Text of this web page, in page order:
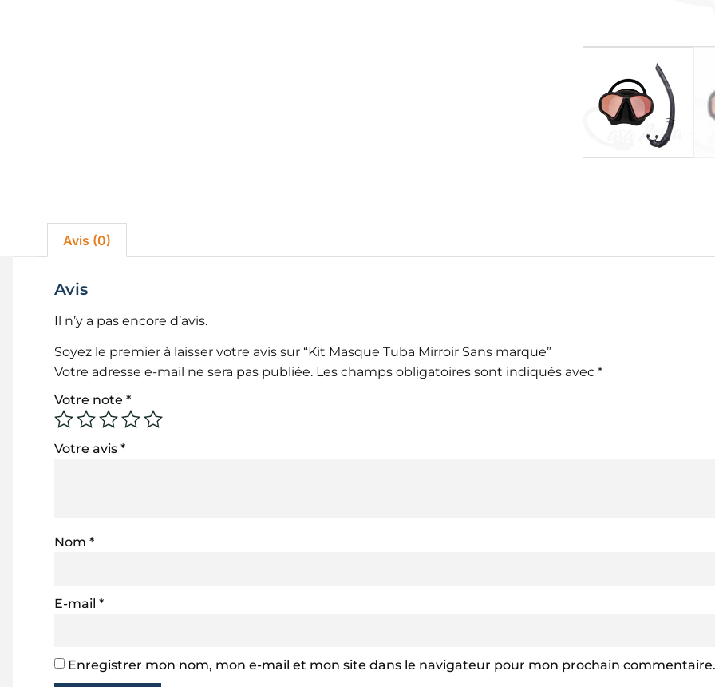
Avis (0)
Avis
Il n’y a pas encore d’avis.
Soyez le premier à laisser votre avis sur “Kit Masque Tuba Mirroir Sans marque”
Votre adresse e-mail ne sera pas publiée. Les champs obligatoires sont indiqués avec *
Votre note *
Votre avis *
Nom *
E-mail *
Enregistrer mon nom, mon e-mail et mon site dans le navigateur pour mon prochain commentaire.